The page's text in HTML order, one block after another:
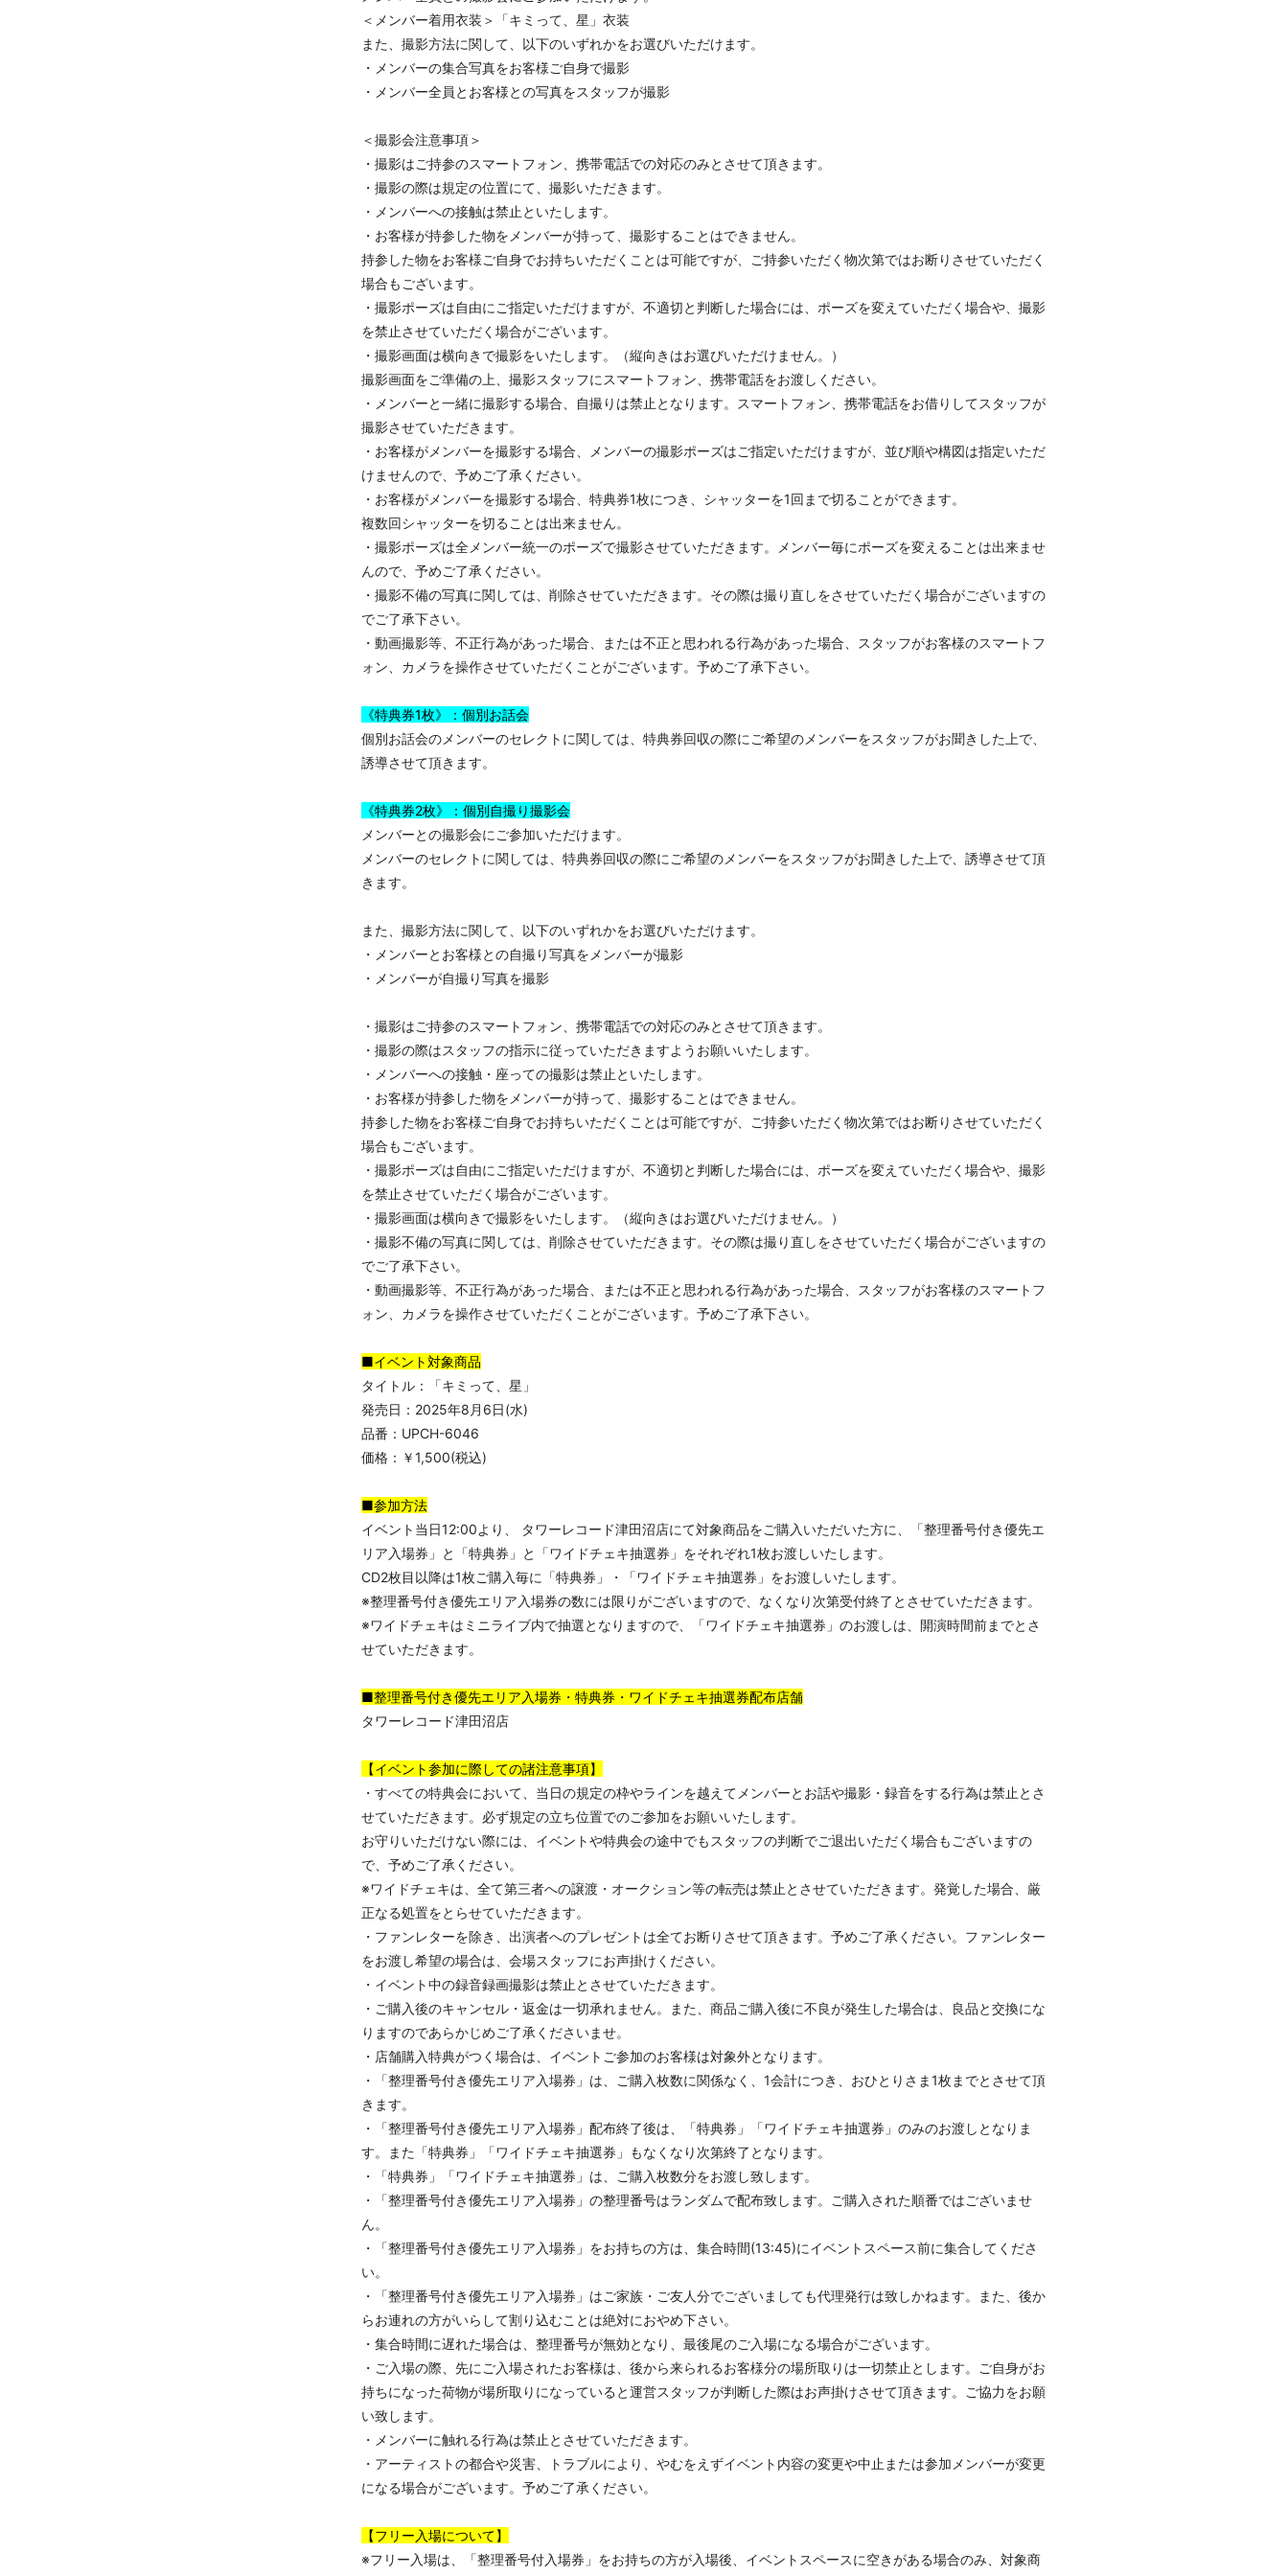
＜メンバー着用衣装＞「キミって、星」衣装
また、撮影方法に関して、以下のいずれかをお選びいただけます。
・メンバーの集合写真をお客様ご自身で撮影
・メンバー全員とお客様との写真をスタッフが撮影
＜撮影会注意事項＞
・撮影はご持参のスマートフォン、携帯電話での対応のみとさせて頂きます。
・撮影の際は規定の位置にて、撮影いただきます。
・メンバーへの接触は禁止といたします。
・お客様が持参した物をメンバーが持って、撮影することはできません。
持参した物をお客様ご自身でお持ちいただくことは可能ですが、ご持参いただく物次第ではお断りさせていただく
場合もございます。
・撮影ポーズは自由にご指定いただけますが、不適切と判断した場合には、ポーズを変えていただく場合や、撮影
を禁止させていただく場合がございます。
・撮影画面は横向きで撮影をいたします。（縦向きはお選びいただけません。）
撮影画面をご準備の上、撮影スタッフにスマートフォン、携帯電話をお渡しください。
・メンバーと一緒に撮影する場合、自撮りは禁止となります。スマートフォン、携帯電話をお借りしてスタッフが
撮影させていただきます。
・お客様がメンバーを撮影する場合、メンバーの撮影ポーズはご指定いただけますが、並び順や構図は指定いただ
けませんので、予めご了承ください。
・お客様がメンバーを撮影する場合、特典券1枚につき、シャッターを1回まで切ることができます。
複数回シャッターを切ることは出来ません。
・撮影ポーズは全メンバー統一のポーズで撮影させていただきます。メンバー毎にポーズを変えることは出来ませ
んので、予めご了承ください。
・撮影不備の写真に関しては、削除させていただきます。その際は撮り直しをさせていただく場合がございますの
でご了承下さい。
・動画撮影等、不正行為があった場合、または不正と思われる行為があった場合、スタッフがお客様のスマートフ
ォン、カメラを操作させていただくことがございます。予めご了承下さい。
《特典券1枚》：個別お話会
個別お話会のメンバーのセレクトに関しては、特典券回収の際にご希望のメンバーをスタッフがお聞きした上で、
誘導させて頂きます。
《特典券2枚》：個別自撮り撮影会
メンバーとの撮影会にご参加いただけます。
メンバーのセレクトに関しては、特典券回収の際にご希望のメンバーをスタッフがお聞きした上で、誘導させて頂
きます。
また、撮影方法に関して、以下のいずれかをお選びいただけます。
・メンバーとお客様との自撮り写真をメンバーが撮影
・メンバーが自撮り写真を撮影
・撮影はご持参のスマートフォン、携帯電話での対応のみとさせて頂きます。
・撮影の際はスタッフの指示に従っていただきますようお願いいたします。
・メンバーへの接触・座っての撮影は禁止といたします。
・お客様が持参した物をメンバーが持って、撮影することはできません。
持参した物をお客様ご自身でお持ちいただくことは可能ですが、ご持参いただく物次第ではお断りさせていただく
場合もございます。
・撮影ポーズは自由にご指定いただけますが、不適切と判断した場合には、ポーズを変えていただく場合や、撮影
を禁止させていただく場合がございます。
・撮影画面は横向きで撮影をいたします。（縦向きはお選びいただけません。）
・撮影不備の写真に関しては、削除させていただきます。その際は撮り直しをさせていただく場合がございますの
でご了承下さい。
・動画撮影等、不正行為があった場合、または不正と思われる行為があった場合、スタッフがお客様のスマートフ
ォン、カメラを操作させていただくことがございます。予めご了承下さい。
■イベント対象商品
タイトル：「キミって、星」
発売日：2025年8月6日(水)
品番：UPCH-6046
価格：￥1,500(税込)
■参加方法
イベント当日12:00より、 タワーレコード津田沼店にて対象商品をご購入いただいた方に、「整理番号付き優先エ
リア入場券」と「特典券」と「ワイドチェキ抽選券」をそれぞれ1枚お渡しいたします。
CD2枚目以降は1枚ご購入毎に「特典券」・「ワイドチェキ抽選券」をお渡しいたします。
※整理番号付き優先エリア入場券の数には限りがございますので、なくなり次第受付終了とさせていただきます。
※ワイドチェキはミニライブ内で抽選となりますので、「ワイドチェキ抽選券」のお渡しは、開演時間前までとさ
せていただきます。
■整理番号付き優先エリア入場券・特典券・ワイドチェキ抽選券配布店舗
タワーレコード津田沼店
【イベント参加に際しての諸注意事項】
・すべての特典会において、当日の規定の枠やラインを越えてメンバーとお話や撮影・録音をする行為は禁止とさ
せていただきます。必ず規定の立ち位置でのご参加をお願いいたします。
お守りいただけない際には、イベントや特典会の途中でもスタッフの判断でご退出いただく場合もございますの
で、予めご了承ください。
※ワイドチェキは、全て第三者への譲渡・オークション等の転売は禁止とさせていただきます。発覚した場合、厳
正なる処置をとらせていただきます。
・ファンレターを除き、出演者へのプレゼントは全てお断りさせて頂きます。予めご了承ください。ファンレター
をお渡し希望の場合は、会場スタッフにお声掛けください。
・イベント中の録音録画撮影は禁止とさせていただきます。
・ご購入後のキャンセル・返金は一切承れません。また、商品ご購入後に不良が発生した場合は、良品と交換にな
りますのであらかじめご了承くださいませ。
・店舗購入特典がつく場合は、イベントご参加のお客様は対象外となります。
・「整理番号付き優先エリア入場券」は、ご購入枚数に関係なく、1会計につき、おひとりさま1枚までとさせて頂
きます。
・「整理番号付き優先エリア入場券」配布終了後は、「特典券」「ワイドチェキ抽選券」のみのお渡しとなりま
す。また「特典券」「ワイドチェキ抽選券」もなくなり次第終了となります。
・「特典券」「ワイドチェキ抽選券」は、ご購入枚数分をお渡し致します。
・「整理番号付き優先エリア入場券」の整理番号はランダムで配布致します。ご購入された順番ではございませ
ん。
・「整理番号付き優先エリア入場券」をお持ちの方は、集合時間(13:45)にイベントスペース前に集合してくださ
い。
・「整理番号付き優先エリア入場券」はご家族・ご友人分でございましても代理発行は致しかねます。また、後か
らお連れの方がいらして割り込むことは絶対におやめ下さい。
・集合時間に遅れた場合は、整理番号が無効となり、最後尾のご入場になる場合がございます。
・ご入場の際、先にご入場されたお客様は、後から来られるお客様分の場所取りは一切禁止とします。ご自身がお
持ちになった荷物が場所取りになっていると運営スタッフが判断した際はお声掛けさせて頂きます。ご協力をお願
い致します。
・メンバーに触れる行為は禁止とさせていただきます。
・アーティストの都合や災害、トラブルにより、やむをえずイベント内容の変更や中止または参加メンバーが変更
になる場合がございます。予めご了承ください。
【フリー入場について】
※フリー入場は、「整理番号付入場券」をお持ちの方が入場後、イベントスペースに空きがある場合のみ、対象商